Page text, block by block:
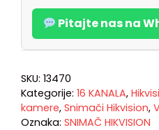
Pitajte nas na
SKU: 13470
Kategorije: 16 KANALA,
kamere, Snimači Hikvision,
Oznaka: SNIMAČ HIKVISION